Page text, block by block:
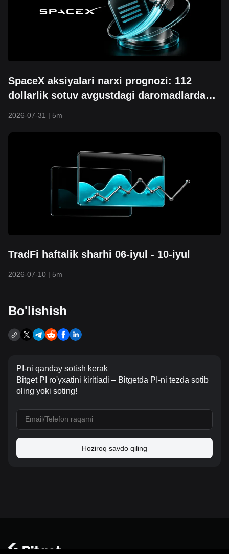
SpaceX aksiyalari narxi prognozi: 112
dollarlik sotuv avgustdagi daromadlardan
2026-07-31 | 5m
TradFi haftalik sharhi 06-iyul - 10-iyul
2026-07-10 | 5m
Bo'lishish
PI-ni qanday sotish kerak
Bitget PI ro'yxatini kiritiadi – Bitgetda PI-ni tezda sotib
oling yoki soting!
Hoziroq savdo qiling